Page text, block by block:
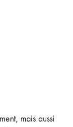
mais aussi